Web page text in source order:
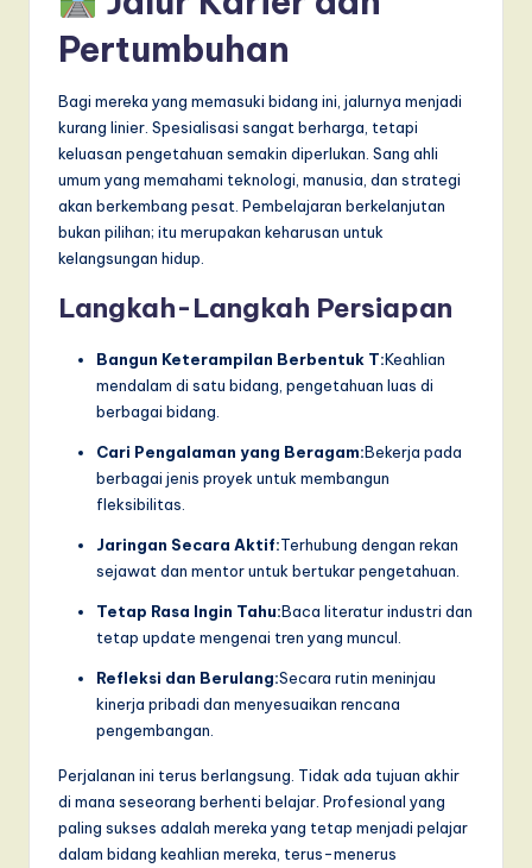
Pertumbuhan
Bagi mereka yang memasuki bidang ini, jalurnya menjadi
kurang linier. Spesialisasi sangat berharga, tetapi
keluasan pengetahuan semakin diperlukan. Sang ahli
umum yang memahami teknologi, manusia, dan strategi
akan berkembang pesat. Pembelajaran berkelanjutan
bukan pilihan; itu merupakan keharusan untuk
kelangsungan hidup.
Langkah-Langkah Persiapan
Bangun Keterampilan Berbentuk T:Keahlian
mendalam di satu bidang, pengetahuan luas di
berbagai bidang.
Cari Pengalaman yang Beragam:Bekerja pada
berbagai jenis proyek untuk membangun
fleksibilitas.
Jaringan Secara Aktif:Terhubung dengan rekan
sejawat dan mentor untuk bertukar pengetahuan.
Tetap Rasa Ingin Tahu:Baca literatur industri dan
tetap update mengenai tren yang muncul.
Refleksi dan Berulang:Secara rutin meninjau
kinerja pribadi dan menyesuaikan rencana
pengembangan.
Perjalanan ini terus berlangsung. Tidak ada tujuan akhir
di mana seseorang berhenti belajar. Profesional yang
paling sukses adalah mereka yang tetap menjadi pelajar
dalam bidang keahlian mereka, terus-menerus